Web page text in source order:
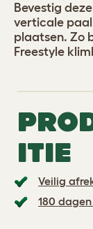
Veilig
180
Bevestig
verticale
plaatsen. Zo
Freestyle
ITIE